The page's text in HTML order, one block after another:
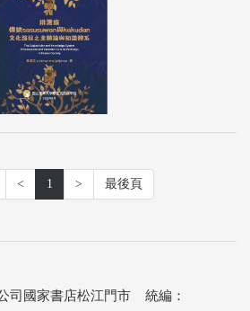
< 1 > 最後頁
司國家書店松江門市 統編：